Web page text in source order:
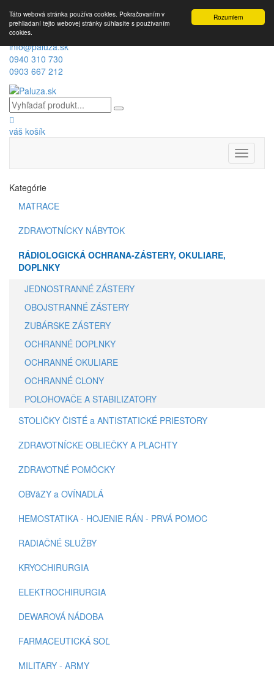
Rozumiem
Táto webová stránka používa cookies. Pokračovaním v
prehliadaní tejto webovej stránky súhlasíte s používaním
cookies.
info@paluza.sk
0940 310 730
0903 667 212
váš košík
Toggle
Kategórie
MATRACE
ZDRAVOTNÍCKY NÁBYTOK
RÁDIOLOGICKÁ OCHRANA-ZÁSTERY, OKULIARE,
DOPLNKY
JEDNOSTRANNÉ ZÁSTERY
OBOJSTRANNÉ ZÁSTERY
ZUBÁRSKE ZÁSTERY
OCHRANNÉ DOPLNKY
OCHRANNÉ OKULIARE
OCHRANNÉ CLONY
POLOHOVAČE A STABILIZATORY
STOLIČKY ČISTÉ a ANTISTATICKÉ PRIESTORY
ZDRAVOTNÍCKE OBLIEČKY A PLACHTY
ZDRAVOTNÉ POMÔCKY
OBVäZY a OVÍNADLÁ
HEMOSTATIKA - HOJENIE RÁN - PRVÁ POMOC
RADIAČNÉ SLUŽBY
KRYOCHIRURGIA
ELEKTROCHIRURGIA
DEWAROVÁ NÁDOBA
FARMACEUTICKÁ SOĽ
MILITARY - ARMY